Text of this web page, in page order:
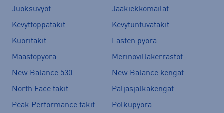
Juoksuvyöt
Jääkiekkomailat
Kevyttoppatakit
Kevytuntuvatakit
Kuoritakit
Lasten pyörä
Maastopyörä
Merinovillakerrastot
New Balance 530
New Balance kengät
North Face takit
Paljasjalkakengät
Peak Performance takit
Polkupyörä